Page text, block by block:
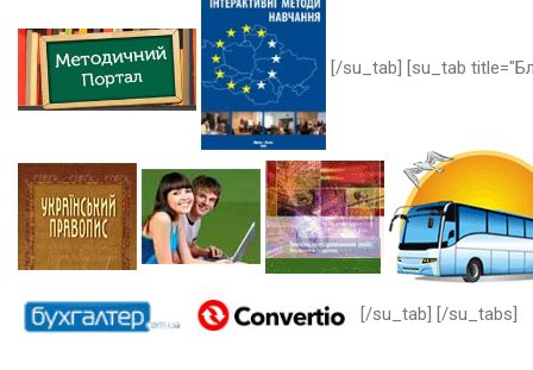
[/su_tab] [su_tab
[/su_tab] [/su_tabs]